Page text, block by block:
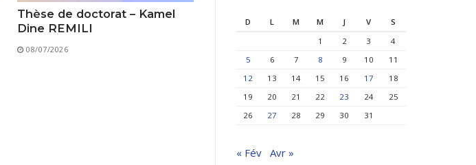
Thèse de doctorat – Kamel
Dine REMILI
08/07/2026
D L M M J V
S
1
2 3
4
5
6 7 8 9 10
11
12
13 14 15 16 17
18
19
20 21 22 23 24
25
26
27 28 29 30 31
« Fév Avr »